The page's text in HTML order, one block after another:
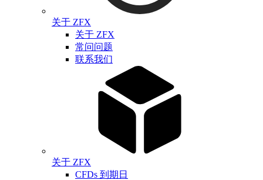
关于 ZFX
关于 ZFX
常问问题
联系我们
关于 ZFX
CFDs 到期日